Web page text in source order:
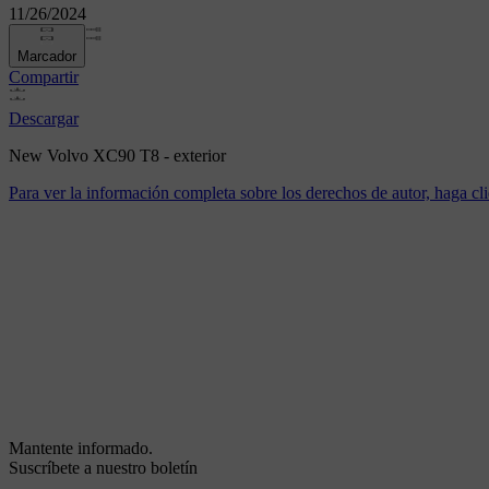
11/26/2024
Marcador
Compartir
Descargar
New Volvo XC90 T8 - exterior
Para ver la información completa sobre los derechos de autor, haga